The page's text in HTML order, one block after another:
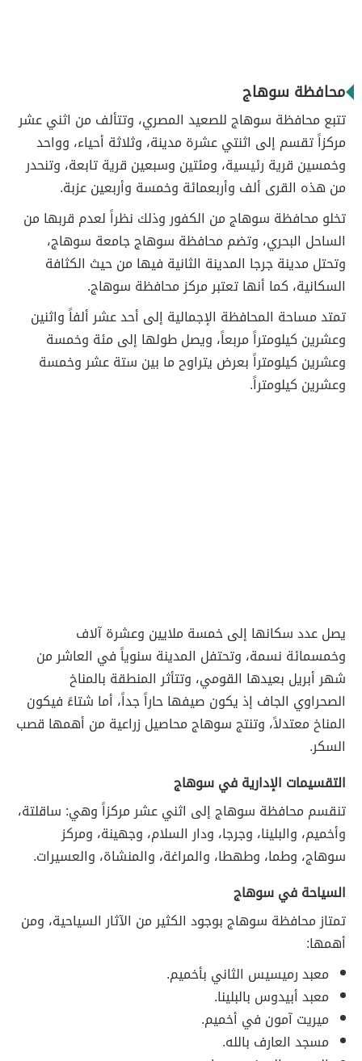
محافظة سوهاج
تتبع محافظة سوهاج للصعيد المصري، وتتألف من اثني عشر
مركزاً تقسم إلى اثنتي عشرة مدينة، وثلاثة أحياء، وواحد
وخمسين قرية رئيسية، ومئتين وسبعين قرية تابعة، وتنحدر
من هذه القرى ألف وأربعمائة وخمسة وأربعين عزبة.
تخلو محافظة سوهاج من الكفور وذلك نظراً لعدم قربها من
الساحل البحري، وتضم محافظة سوهاج جامعة سوهاج،
وتحتل مدينة جرجا المدينة الثانية فيها من حيث الكثافة
السكانية، كما أنها تعتبر مركز محافظة سوهاج.
تمتد مساحة المحافظة الإجمالية إلى أحد عشر ألفاً واثنين
وعشرين كيلومتراً مربعاً، ويصل طولها إلى مئة وخمسة
وعشرين كيلومتراً بعرض يتراوح ما بين ستة عشر وخمسة
وعشرين كيلومتراً.
يصل عدد سكانها إلى خمسة ملايين وعشرة آلاف
وخمسمائة نسمة، وتحتفل المدينة سنوياً في العاشر من
شهر أبريل بعيدها القومي، وتتأثر المنطقة بالمناخ
الصحراوي الجاف إذ يكون صيفها حاراً جداً، أما شتاءً فيكون
المناخ معتدلاً، وتنتج سوهاج محاصيل زراعية من أهمها قصب
السكر.
التقسيمات الإدارية في سوهاج
تنقسم محافظة سوهاج إلى اثني عشر مركزاً وهي: ساقلتة،
وأخميم، والبلينا، وجرجا، ودار السلام، وجهينة، ومركز
سوهاج، وطما، وطهطا، والمراغة، والمنشاة، والعسيرات.
السياحة في سوهاج
تمتاز محافظة سوهاج بوجود الكثير من الآثار السياحية، ومن
أهمها:
معبد رميسيس الثاني بأخميم.
معبد أبيدوس بالبلينا.
ميريت آمون في أخميم.
مسجد العارف بالله.